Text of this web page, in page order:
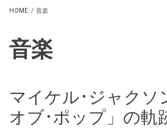
HOME / 音楽
音楽
マイケル･ジャクソ
オブ･ポップ」の軌